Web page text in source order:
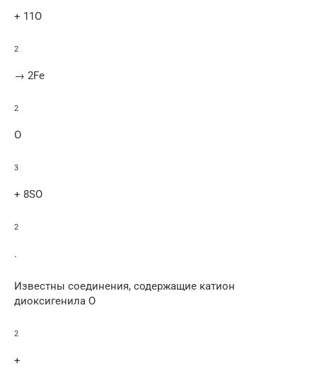
+ 11O
2
→ 2Fe
2
O
3
+ 8SO
2
.
Известны соединения, содержащие катион
диоксигенила O
2
+